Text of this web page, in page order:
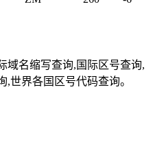
域名缩写查询,国际区号查询,
世界各国区号代码查询。